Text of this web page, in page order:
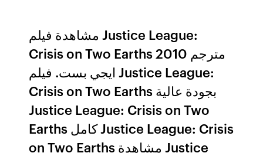
مشاهدة فيلم Justice League:
Crisis on Two Earths 2010 مترجم
ايجي بست. فيلم Justice League:
Crisis on Two Earths بجودة عالية
Justice League: Crisis on Two
Earths كامل Justice League: Crisis
on Two Earths مشاهدة Justice